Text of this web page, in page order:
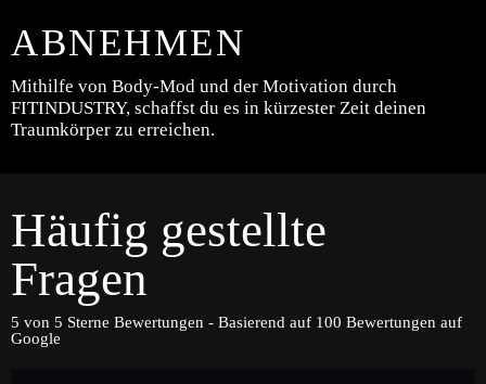
ABNEHMEN
Mithilfe von Body-Mod und der Motivation durch
FITINDUSTRY, schaffst du es in kürzester Zeit deinen
Traumkörper zu erreichen.
Häufig gestellte
Fragen
5 von 5 Sterne Bewertungen - Basierend auf 100 Bewertungen auf
Google